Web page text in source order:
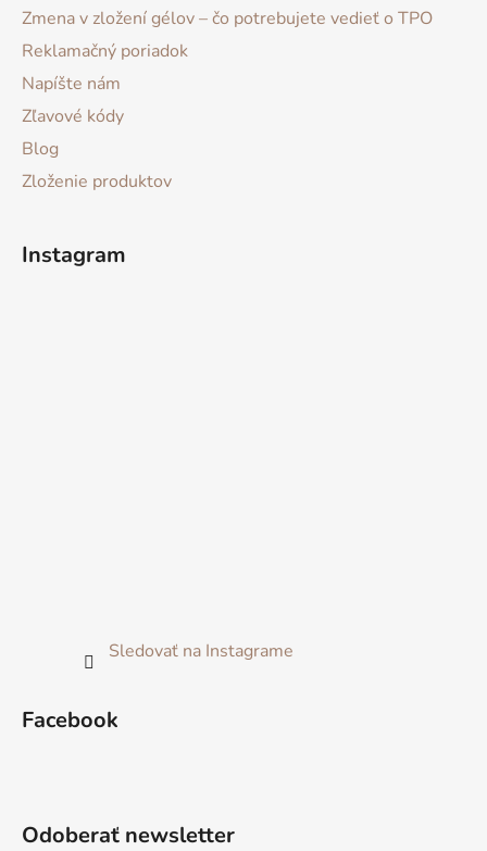
Zmena v zložení gélov – čo potrebujete vedieť o TPO
Reklamačný poriadok
Napíšte nám
Zľavové kódy
Blog
Zloženie produktov
Instagram
Sledovať na Instagrame
Facebook
Odoberať newsletter